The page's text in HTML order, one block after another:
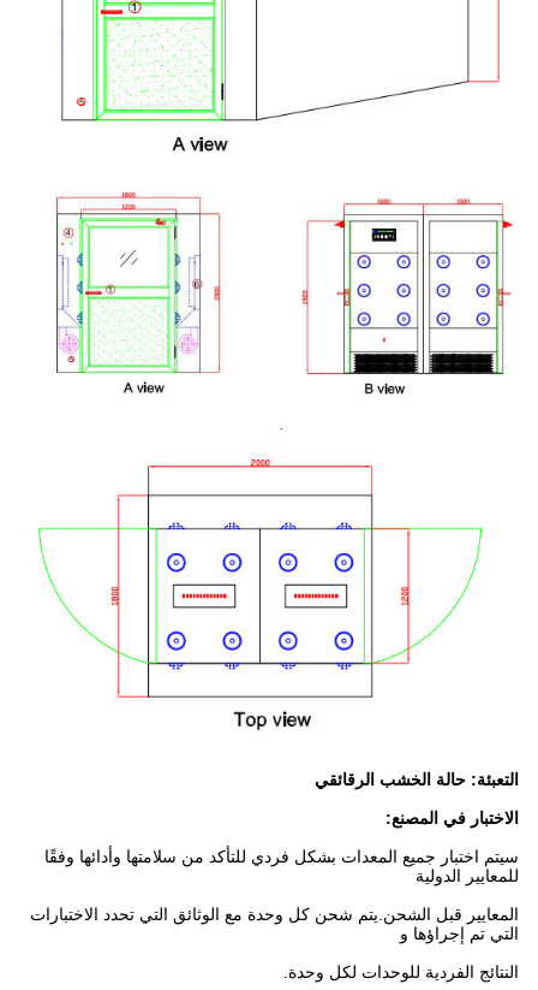
التعبئة: حالة الخشب الرقائقي
الاختبار في المصنع:
سيتم اختبار جميع المعدات بشكل فردي للتأكد من سلامتها وأدائها وفقًا
للمعايير الدولية
المعايير قبل الشحن.يتم شحن كل وحدة مع الوثائق التي تحدد الاختبارات
التي تم إجراؤها و
النتائج الفردية للوحدات لكل وحدة.